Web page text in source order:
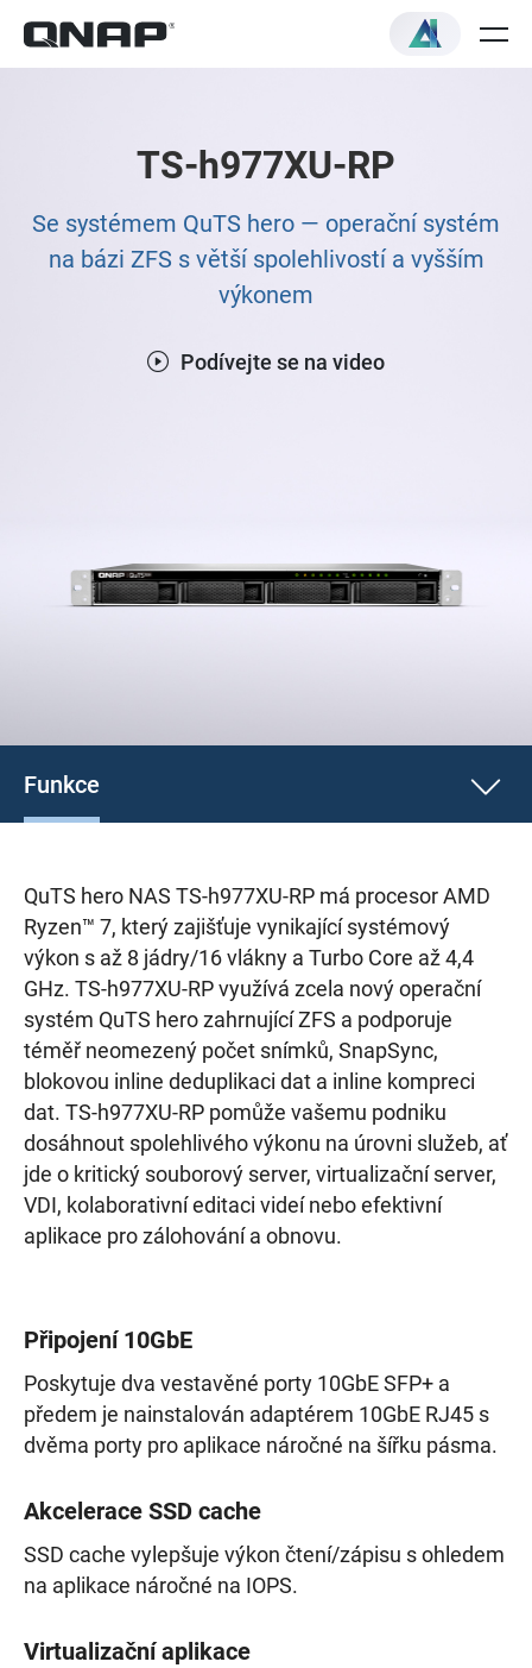
TS-h977XU-RP
Se systémem QuTS hero — operační systém
na bázi ZFS s větší spolehlivostí a vyšším
výkonem
Podívejte se na video
Funkce
QuTS hero NAS TS-h977XU-RP má procesor AMD
Ryzen™ 7, který zajišťuje vynikající systémový
výkon s až 8 jádry/16 vlákny a Turbo Core až 4,4
GHz. TS-h977XU-RP využívá zcela nový operační
systém QuTS hero zahrnující ZFS a podporuje
téměř neomezený počet snímků, SnapSync,
blokovou inline deduplikaci dat a inline kompreci
dat. TS-h977XU-RP pomůže vašemu podniku
dosáhnout spolehlivého výkonu na úrovni služeb, ať
jde o kritický souborový server, virtualizační server,
VDI, kolaborativní editaci videí nebo efektivní
aplikace pro zálohování a obnovu.
Připojení 10GbE
Poskytuje dva vestavěné porty 10GbE SFP+ a
předem je nainstalován adaptérem 10GbE RJ45 s
dvěma porty pro aplikace náročné na šířku pásma.
Akcelerace SSD cache
SSD cache vylepšuje výkon čtení/zápisu s ohledem
na aplikace náročné na IOPS.
Virtualizační aplikace